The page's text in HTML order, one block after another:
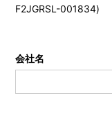
F2JGRSL-001834)
会社名